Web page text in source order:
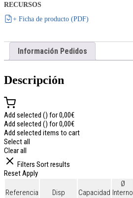
RECURSOS
+ Ficha de producto (PDF)
Información Pedidos
Descripción
Add selected () for0,00€
Add selected () for0,00€
Add selected items to cart
Select all
Clear all
Filters Sort results
ResetApply
Referencia Disp Capacidad
Ø
Interno